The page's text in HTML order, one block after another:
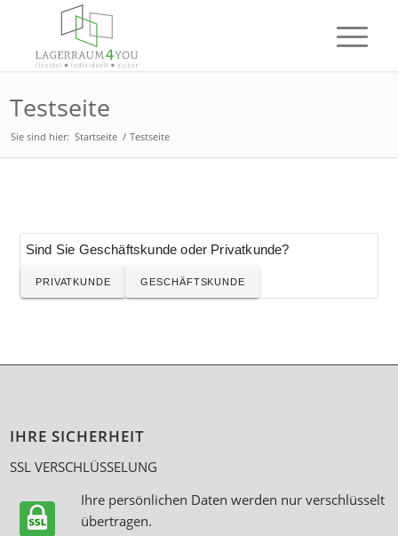
Testseite
Sie sind hier: Startseite / Testseite
Sind Sie Geschäftskunde oder Privatkunde?
PRIVATKUNDE GESCHÄFTSKUNDE
IHRE SICHERHEIT
SSL VERSCHLÜSSELUNG
Ihre persönlichen Daten werden nur verschlüsselt
übertragen.